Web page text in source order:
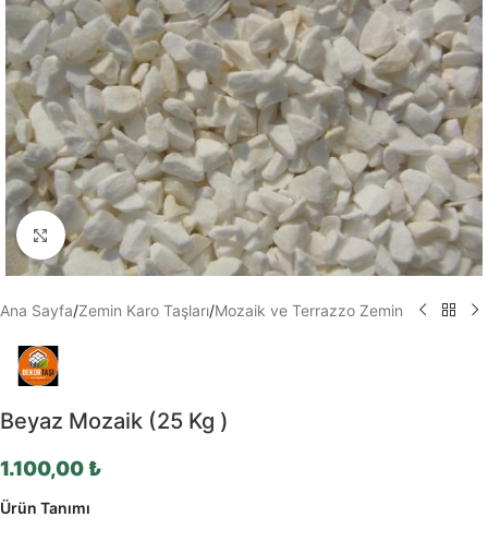
Büyütmek için tıklayın
Ana Sayfa/Zemin Karo Taşları/Mozaik ve Terrazzo Zemin
Beyaz Mozaik (25 Kg )
1.100,00 ₺
Ürün Tanımı